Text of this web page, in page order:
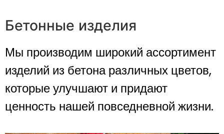
Бетонные изделия
Мы производим широкий ассортимент
изделий из бетона различных цветов,
которые улучшают и придают
ценность нашей повседневной жизни.